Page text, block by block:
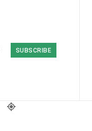
SUBSCRIBE